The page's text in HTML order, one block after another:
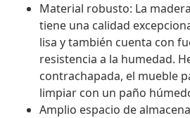
Material robusto: La
tiene una calidad
lisa y también cuenta con
resistencia a la humedad.
contrachapada, el mueble
limpiar con un paño
Amplio espacio de